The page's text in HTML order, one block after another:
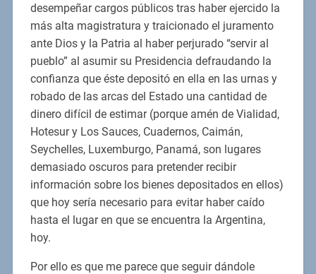
desempeñar cargos públicos tras haber ejercido la
más alta magistratura y traicionado el juramento
ante Dios y la Patria al haber perjurado “servir al
pueblo” al asumir su Presidencia defraudando la
confianza que éste depositó en ella en las urnas y
robado de las arcas del Estado una cantidad de
dinero difícil de estimar (porque amén de Vialidad,
Hotesur y Los Sauces, Cuadernos, Caimán,
Seychelles, Luxemburgo, Panamá, son lugares
demasiado oscuros para pretender recibir
información sobre los bienes depositados en ellos)
que hoy sería necesario para evitar haber caído
hasta el lugar en que se encuentra la Argentina,
hoy.
Por ello es que me parece que seguir dándole